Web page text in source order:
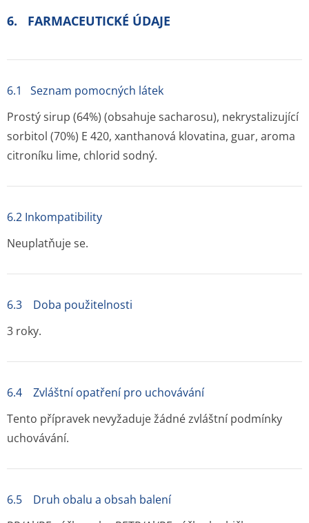
6. FARMACEUTICKÉ ÚDAJE
6.1 Seznam pomocných látek
Prostý sirup (64%) (obsahuje sacharosu), nekrystalizující
sorbitol (70%) E 420, xanthanová klovatina, guar, aroma
citroníku lime, chlorid sodný.
6.2 Inkompatibility
Neuplatňuje se.
6.3 Doba použitelnosti
3 roky.
6.4 Zvláštní opatření pro uchovávání
Tento přípravek nevyžaduje žádné zvláštní podmínky
uchovávání.
6.5 Druh obalu a obsah balení